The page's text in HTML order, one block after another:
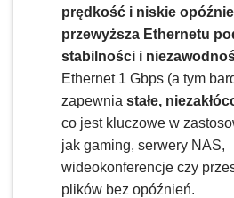
prędkość i niskie
przewyższa Ethernetu
stabilności i
Ethernet 1 Gbps (a tym
zapewniastałe,
co jest kluczowe w
jak gaming, serwery NAS,
wideokonferencje czy
plików bez opóźnień.